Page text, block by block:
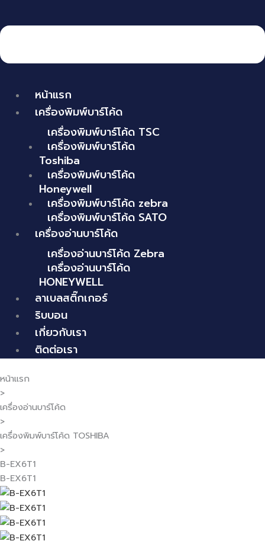
หน้าแรก
เครื่องพิมพ์บาร์โค้ด
เครื่องพิมพ์บาร์โค้ด TSC
เครื่องพิมพ์บาร์โค้ด
Toshiba
เครื่องพิมพ์บาร์โค้ด
Honeywell
เครื่องพิมพ์บาร์โค้ด zebra
เครื่องพิมพ์บาร์โค้ด SATO
เครื่องอ่านบาร์โค้ด
เครื่องอ่านบาร์โค้ด Zebra
เครื่องอ่านบาร์โค้ด
HONEYWELL
ลาเบลสติ๊กเกอร์
ริบบอน
เกี่ยวกับเรา
ติดต่อเรา
หน้าแรก
>
เครื่องอ่านบาร์โค้ด
>
เครื่องพิมพ์บาร์โค้ด TOSHIBA
>
B-EX6T1
B-EX6T1